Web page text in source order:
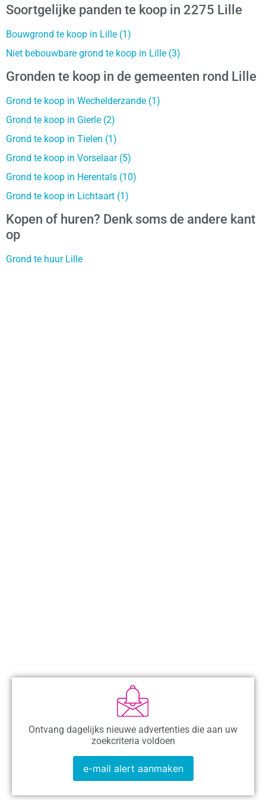
Soortgelijke panden te koop in 2275 Lille
Bouwgrond te koop in Lille (1)
Niet bebouwbare grond te koop in Lille (3)
Gronden te koop in de gemeenten rond Lille
Grond te koop in Wechelderzande (1)
Grond te koop in Gierle (2)
Grond te koop in Tielen (1)
Grond te koop in Vorselaar (5)
Grond te koop in Herentals (10)
Grond te koop in Lichtaart (1)
Kopen of huren? Denk soms de andere kant
op
Grond te huur Lille
Ontvang dagelijks nieuwe advertenties die aan uw
zoekcriteria voldoen
e-mail alert aanmaken